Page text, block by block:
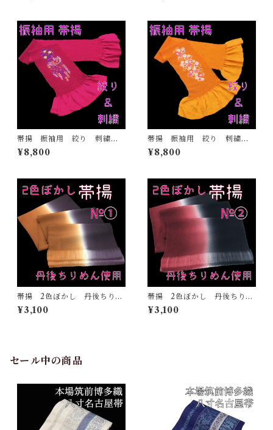
帯揚 振袖用 絞り 刺繍
赤紫 正絹 日本製 着物
ふりそで ママ振 成人式
¥8,800
帯揚 振袖用 絞り 刺繍
山吹色 正絹 日本製 着
物 ふりそで ママ振 成人
¥8,800
帯揚 2色ぼかし 丹後ちりめ
ん 正絹 日本製 和装小
物 おしゃれ おびあげ 着
¥3,100
帯揚 2色ぼかし 丹後ちりめ
ん 正絹 日本製 和装小
物 おしゃれ おびあげ 着
¥3,100
セール中の商品